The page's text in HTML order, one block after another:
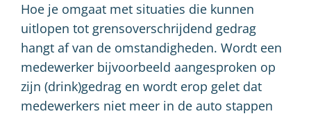
Hoe je omgaat met situaties die kunnen
uitlopen tot grensoverschrijdend gedrag
hangt af van de omstandigheden. Wordt een
medewerker bijvoorbeeld aangesproken op
zijn (drink)gedrag en wordt erop gelet dat
medewerkers niet meer in de auto stappen